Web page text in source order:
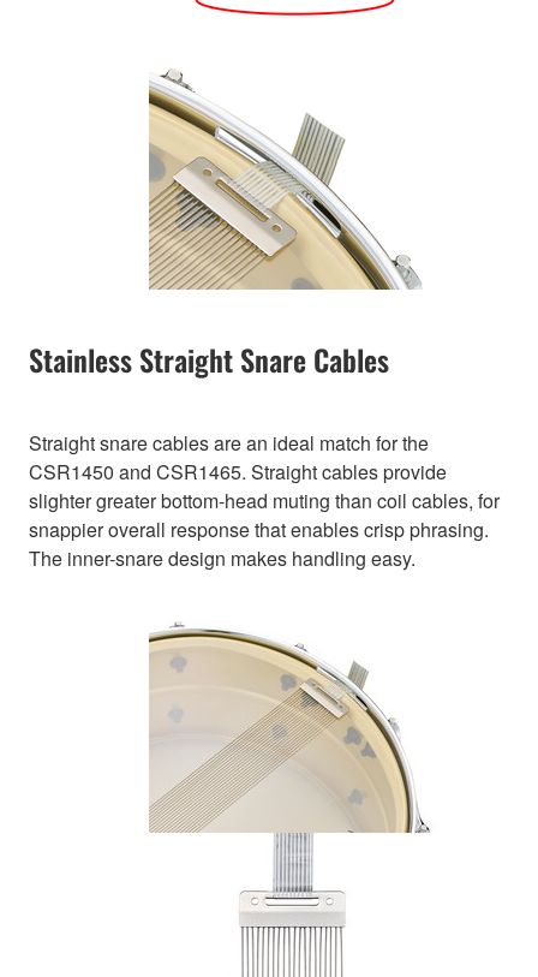
Stainless Straight Snare Cables
Straight snare cables are an ideal match for the
CSR1450 and CSR1465. Straight cables provide
slighter greater bottom-head muting than coil cables, for
snappier overall response that enables crisp phrasing.
The inner-snare design makes handling easy.